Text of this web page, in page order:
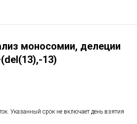
моносомии, делеции
13)
Указанный срок не включает день взятия